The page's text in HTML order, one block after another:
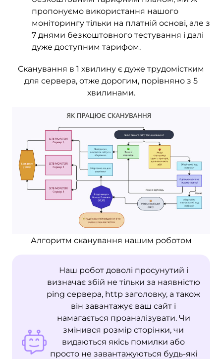
пропонуємо використання нашого
моніторингу тільки на платній основі, але з
7 днями безкоштовного тестування і далі
дуже доступним тарифом.
Сканування в 1 хвилину є дуже трудомістким
для сервера, отже дорогим, порівняно з 5
хвилинами.
Алгоритм сканування нашим роботом
Наш робот доволі просунутий і
визначає збій не тільки за наявністю
ping сервера, http заголовку, а також
він завантажує ваш сайт і
намагається проаналізувати. Чи
змінився розмір сторінки, чи
видаються якісь помилки або
просто не завантажуються будь-які